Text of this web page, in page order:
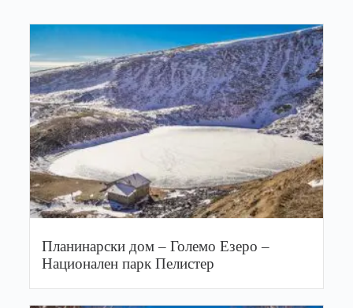
Планинарски дом – Големо Езеро –
Национален парк Пелистер